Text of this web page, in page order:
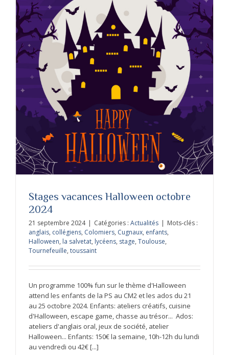
Stages vacances Halloween octobre
2024
21 septembre 2024 | Catégories : Actualités | Mots-clés :
anglais, collégiens, Colomiers, Cugnaux, enfants,
Halloween, la salvetat, lycéens, stage, Toulouse,
Tournefeuille, toussaint
Un programme 100% fun sur le thème d'Halloween
attend les enfants de la PS au CM2 et les ados du 21
au 25 octobre 2024. Enfants: ateliers créatifs, cuisine
d'Halloween, escape game, chasse au trésor... Ados:
ateliers d'anglais oral, jeux de société, atelier
Halloween... Enfants: 150€ la semaine, 10h-12h du lundi
au vendredi ou 42€ [...]